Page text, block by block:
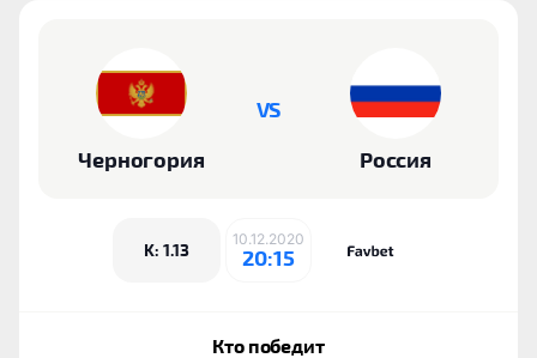
Черногория
VS
Россия
K: 1.13
10.12.2020
20:15
Кто победит